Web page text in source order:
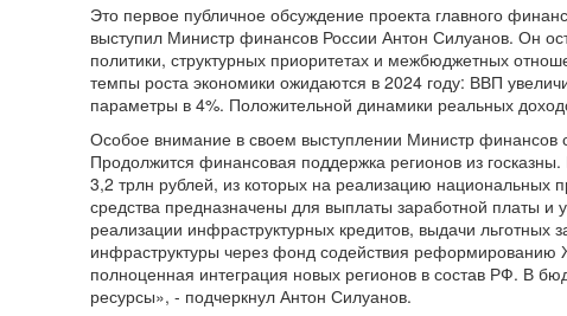
Это первое публичное обсуждение проекта главного
выступил Министр финансов России Антон Силуанов. Он
политики, структурных приоритетах и межбюджетных
темпы роста экономики ожидаются в 2024 году: ВВП
параметры в 4%. Положительной динамики реальных
Особое внимание в своем выступлении Министр
Продолжится финансовая поддержка регионов из
3,2 трлн рублей, из которых на реализацию национальных
средства предназначены для выплаты заработной платы
реализации инфраструктурных кредитов, выдачи льготных
инфраструктуры через фонд содействия
полноценная интеграция новых регионов в состав РФ. В
ресурсы», - подчеркнул Антон Силуанов.